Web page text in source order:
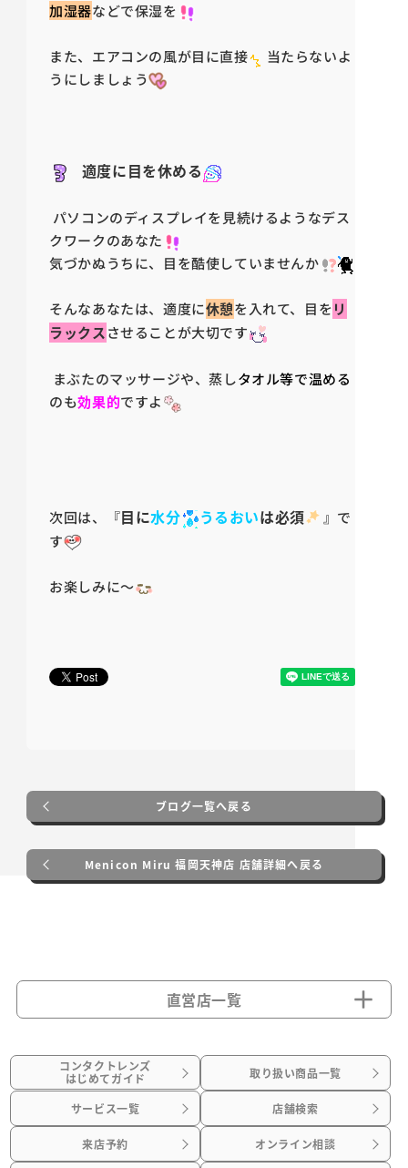
加湿器などで保湿を
また、エアコンの風が目に直接
当たらないよ
うにしましょう
適度に目を休める
パソコンのディスプレイを見続けるようなデス
クワークのあなた
気づかぬうちに、目を酷使していませんか
そんなあなたは、適度に休憩を入れて、目をリ
ラックスさせることが大切です
まぶたのマッサージや、蒸しタオル等で温める
のも効果的ですよ
次回は、『目に水分 うるおいは必須
』で
す
お楽しみに～
ブログ一覧へ戻る
Menicon Miru 福岡天神店 店舗詳細へ戻る
直営店一覧
コンタクトレンズ
はじめてガイド 取り扱い商品一覧
サービス一覧 店舗検索
来店予約 オンライン相談